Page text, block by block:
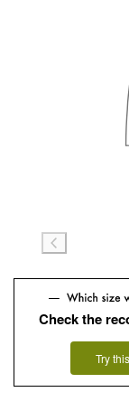
Check the
Try